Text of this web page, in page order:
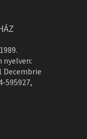
nyelven:
Decembrie
595927,